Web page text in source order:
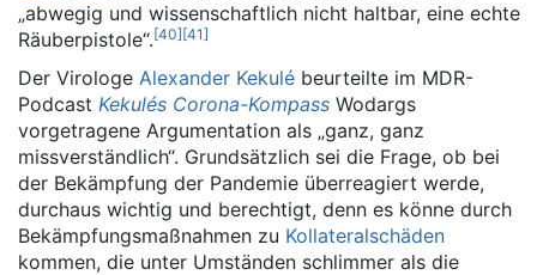
„abwegig und wissenschaftlich nicht haltbar, eine echte
Räuberpistole“.[40][41]
Der Virologe Alexander Kekulé beurteilte im MDR-
Podcast Kekulés Corona-Kompass Wodargs
vorgetragene Argumentation als „ganz, ganz
missverständlich“. Grundsätzlich sei die Frage, ob bei
der Bekämpfung der Pandemie überreagiert werde,
durchaus wichtig und berechtigt, denn es könne durch
Bekämpfungsmaßnahmen zu Kollateralschäden
kommen, die unter Umständen schlimmer als die